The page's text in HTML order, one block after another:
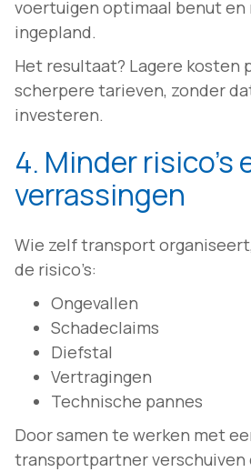
voertuigen optimaal benut
ingepland.
Het resultaat? Lagere kosten
scherpere tarieven, zonder
investeren.
4. Minder risico’s
verrassingen
Wie zelf transport
de risico’s:
Ongevallen
Schadeclaims
Diefstal
Vertragingen
Technische pannes
Door samen te werken met
transportpartner verschuiven